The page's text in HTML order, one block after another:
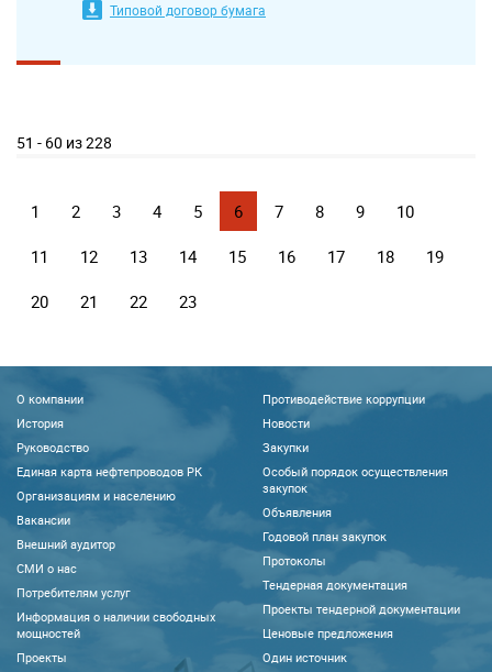
Типовой договор бумага
51 - 60 из 228
1 2 3 4 5 6 7 8 9 10
11 12 13 14 15 16 17 18 19
20 21 22 23
О компании
История
Руководство
Единая карта нефтепроводов РК
Организациям и населению
Вакансии
Внешний аудитор
CМИ о нас
Потребителям услуг
Информация о наличии свободных
мощностей
Проекты
Противодействие коррупции
Новости
Закупки
Особый порядок осуществления
закупок
Объявления
Годовой план закупок
Протоколы
Тендерная документация
Проекты тендерной документации
Ценовые предложения
Один источник